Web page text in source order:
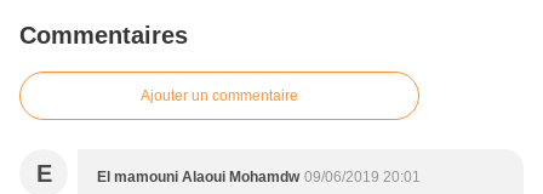
Commentaires
Ajouter un commentaire
E El mamouni Alaoui Mohamdw 09/06/2019 20:01